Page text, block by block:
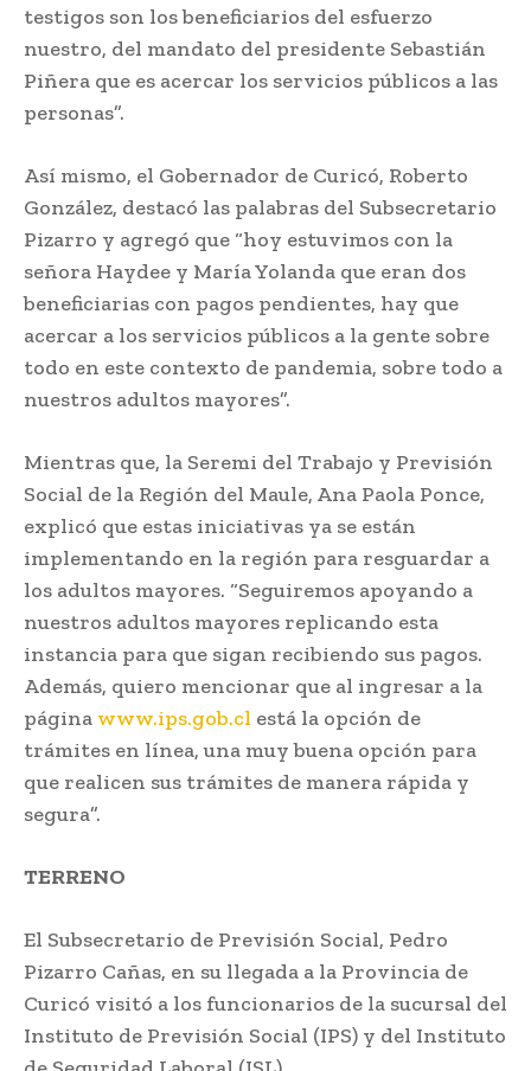
testigos son los beneficiarios del esfuerzo
nuestro, del mandato del presidente Sebastián
Piñera que es acercar los servicios públicos a las
personas”.
Así mismo, el Gobernador de Curicó, Roberto
González, destacó las palabras del Subsecretario
Pizarro y agregó que “hoy estuvimos con la
señora Haydee y María Yolanda que eran dos
beneficiarias con pagos pendientes, hay que
acercar a los servicios públicos a la gente sobre
todo en este contexto de pandemia, sobre todo a
nuestros adultos mayores”.
Mientras que, la Seremi del Trabajo y Previsión
Social de la Región del Maule, Ana Paola Ponce,
explicó que estas iniciativas ya se están
implementando en la región para resguardar a
los adultos mayores. “Seguiremos apoyando a
nuestros adultos mayores replicando esta
instancia para que sigan recibiendo sus pagos.
Además, quiero mencionar que al ingresar a la
página www.ips.gob.cl está la opción de
trámites en línea, una muy buena opción para
que realicen sus trámites de manera rápida y
segura”.
TERRENO
El Subsecretario de Previsión Social, Pedro
Pizarro Cañas, en su llegada a la Provincia de
Curicó visitó a los funcionarios de la sucursal del
Instituto de Previsión Social (IPS) y del Instituto